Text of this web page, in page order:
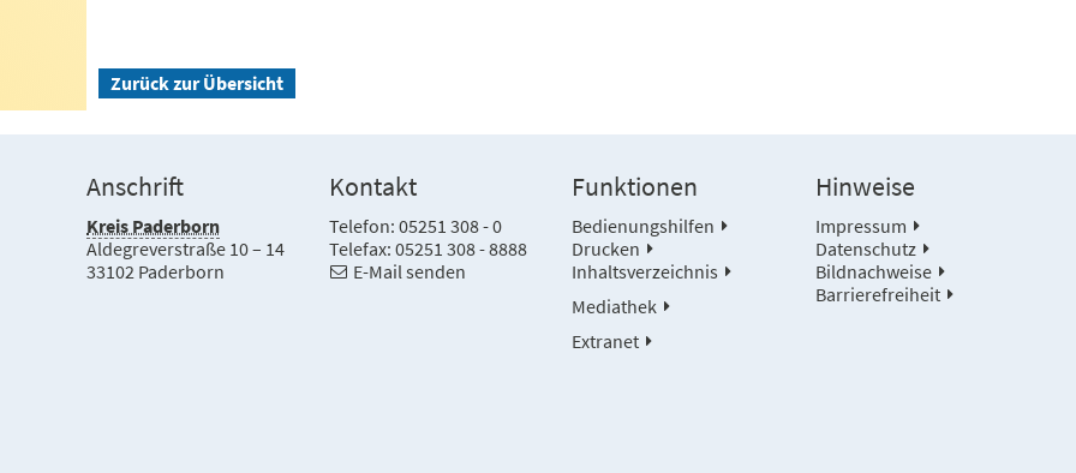
Zurück zur Übersicht
Anschrift
Kreis Paderborn
Aldegreverstraße 10 – 14
33102 Paderborn
Kontakt
Telefon: 05251 308 - 0
Telefax: 05251 308 - 8888
E-Mail senden
Funktionen
Bedienungshilfen
Drucken
Inhaltsverzeichnis
Mediathek
Extranet
Hinweise
Impressum
Datenschutz
Bildnachweise
Barrierefreiheit